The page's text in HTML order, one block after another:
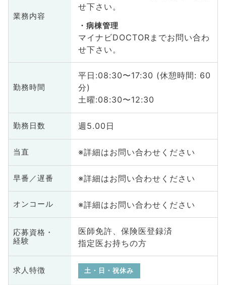
業務内容
せ下さい。
病棟管理
マイナビDOCTORまでお問い合わ
せ下さい。
勤務時間
平日:08:30〜17:30 (休憩時間: 60
分)
土曜:08:30〜12:30
勤務日数 週5.00日
当直 ※詳細はお問い合わせください
早番／遅番 ※詳細はお問い合わせください
オンコール ※詳細はお問い合わせください
応募資格・
経験
医師免許、保険医登録済
指定医お持ちの方
求人特徴 土・日・祝休み